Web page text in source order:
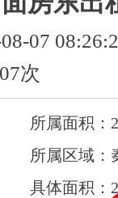
07
次
所属面积：
所属区域：
具体面积：